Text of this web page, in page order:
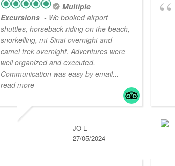
Multiple
Excursions - We booked airport
shuttles, horseback riding on the beach,
snorkelling, mt Sinai overnight and
camel trek overnight. Adventures were
well organized and executed.
Communication was easy by email...
read more
JO L
27/05/2024